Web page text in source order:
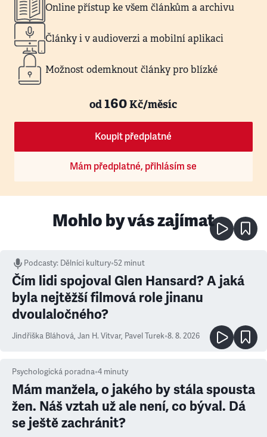
Online přístup ke všem článkům a archivu
Články i v audioverzi a mobilní aplikaci
Možnost odemknout články pro blízké
od160Kč/měsíc
Koupit předplatné
Mám předplatné, přihlásím se
Mohlo by vás zajímat
Podcasty: Dělníci kultury•52 minut
Čím lidi spojoval Glen Hansard? A jaká
byla nejtěžší filmová role jinanu
dvoulaločného?
Jindřiška Bláhová, Jan H. Vitvar, Pavel Turek•8. 8. 2026
Psychologická poradna•4 minuty
Mám manžela, o jakého by stála spousta
žen. Náš vztah už ale není, co býval. Dá
se ještě zachránit?